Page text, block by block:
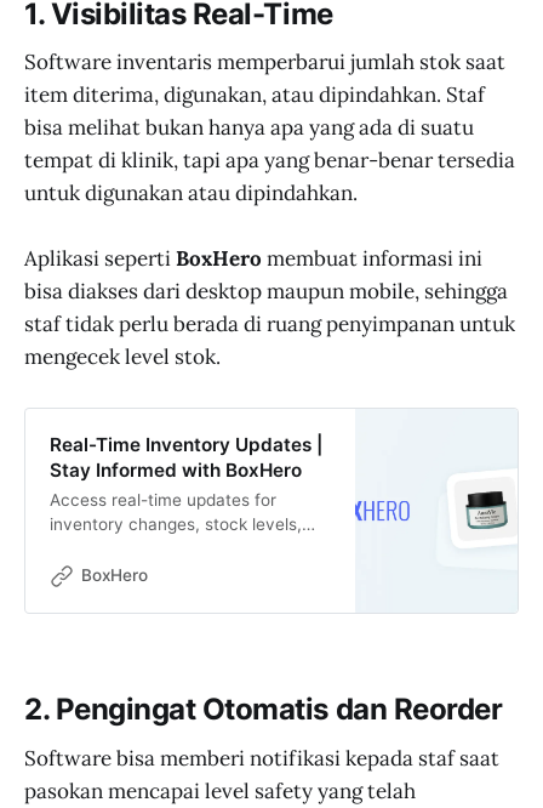
1. Visibilitas Real-Time
Software inventaris memperbarui jumlah stok saat
item diterima, digunakan, atau dipindahkan. Staf
bisa melihat bukan hanya apa yang ada di suatu
tempat di klinik, tapi apa yang benar-benar tersedia
untuk digunakan atau dipindahkan.
Aplikasi sepertiBoxHero membuat informasi ini
bisa diakses dari desktop maupun mobile, sehingga
staf tidak perlu berada di ruang penyimpanan untuk
mengecek level stok.
Real-Time Inventory Updates |
Stay Informed with BoxHero
Access real-time updates for
inventory changes, stock levels,
provides data accuracy and instant
BoxHero
2. Pengingat Otomatis dan Reorder
Software bisa memberi notifikasi kepada staf saat
pasokan mencapai level safety yang telah